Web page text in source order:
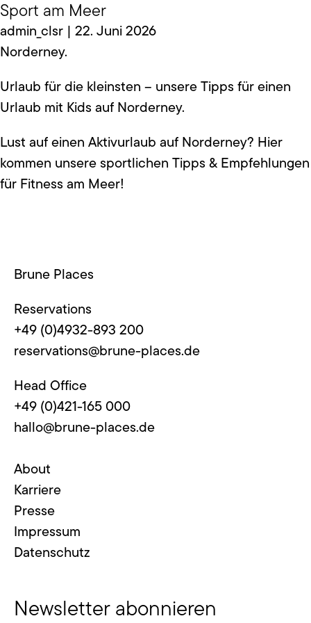
Skip
to
the
Archiv:Travel
Urlaub mit Hund
admin_clsr | 22. Juni 2026
Der Vierbeiner darf im Urlaub natürlich nicht fehlen
♥ Hier unsere Tipps zum Urlaub mit Hund auf
Norderney.
Urlaub mit Kindern
admin_clsr | 22. Juni 2026
Urlaub für die kleinsten – unsere Tipps für einen
Urlaub mit Kids auf Norderney.
Sport am Meer
admin_clsr | 22. Juni 2026
Lust auf einen Aktivurlaub auf Norderney? Hier
kommen unsere sportlichen Tipps & Empfehlungen
für Fitness am Meer!
Brune Places
Reservations
+49 (0)4932-893 200
reservations@brune-places.de
Head Office
+49 (0)421-165 000
hallo@brune-places.de
About
Karriere
Presse
Impressum
Datenschutz
Newsletter abonnieren